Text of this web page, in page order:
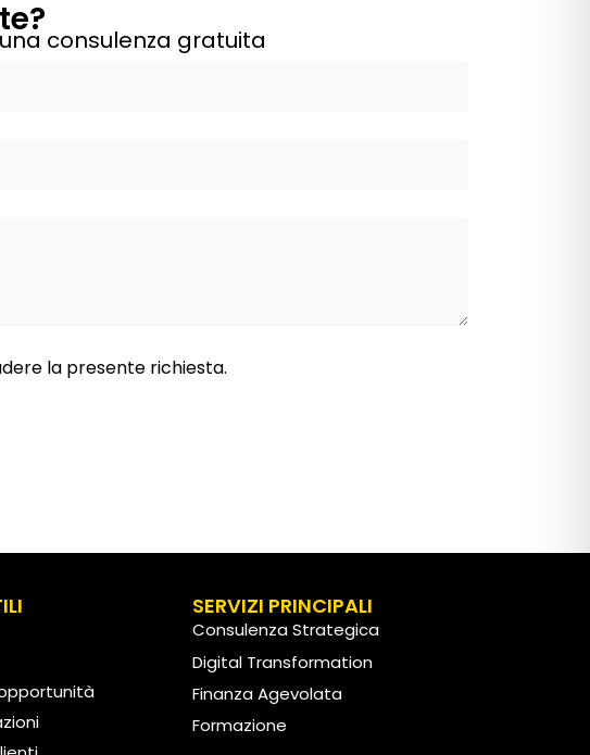
consulenza gratuita
la presente richiesta.
SERVIZI PRINCIPALI
Consulenza Strategica
Digital Transformation
Finanza Agevolata
Formazione